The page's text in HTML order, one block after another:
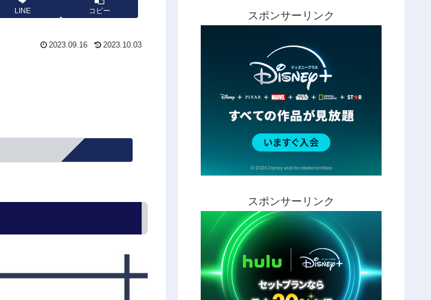
LINE コピー
2023.09.16 2023.10.03
スポンサーリンク
スポンサーリンク